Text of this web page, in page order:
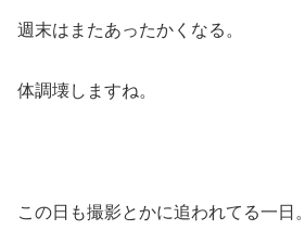
週末はまたあったかくなる。
体調壊しますね。
この日も撮影とかに追われてる一日。